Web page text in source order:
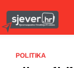
POLITIKA